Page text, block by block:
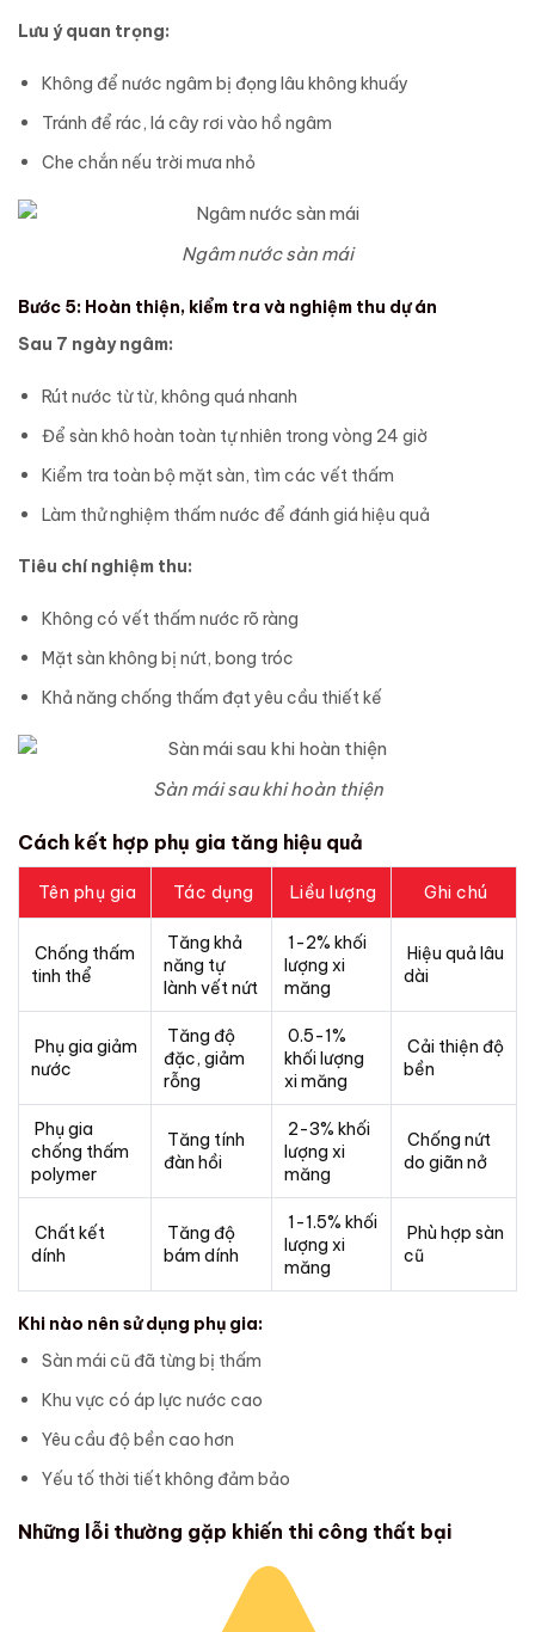
Lưu ý quan trọng:
Không để nước ngâm bị đọng lâu không khuấy
Tránh để rác, lá cây rơi vào hồ ngâm
Che chắn nếu trời mưa nhỏ
Ngâm nước sàn mái
Bước 5: Hoàn thiện, kiểm tra và nghiệm thu dự án
Sau 7 ngày ngâm:
Rút nước từ từ, không quá nhanh
Để sàn khô hoàn toàn tự nhiên trong vòng 24 giờ
Kiểm tra toàn bộ mặt sàn, tìm các vết thấm
Làm thử nghiệm thấm nước để đánh giá hiệu quả
Tiêu chí nghiệm thu:
Không có vết thấm nước rõ ràng
Mặt sàn không bị nứt, bong tróc
Khả năng chống thấm đạt yêu cầu thiết kế
Sàn mái sau khi hoàn thiện
Cách kết hợp phụ gia tăng hiệu quả
Tên phụ gia Tác dụng Liều lượng Ghi chú
Chống thấm
tinh thể
Tăng khả
năng tự
lành vết nứt
1-2% khối
lượng xi
măng
Hiệu quả lâu
dài
Phụ gia giảm
nước
Tăng độ
đặc, giảm
rỗng
0.5-1%
khối lượng
xi măng
Cải thiện độ
bền
Phụ gia
chống thấm
polymer
Tăng tính
đàn hồi
2-3% khối
lượng xi
măng
Chống nứt
do giãn nở
Chất kết
dính
Tăng độ
bám dính
1-1.5% khối
lượng xi
măng
Phù hợp sàn
cũ
Khi nào nên sử dụng phụ gia:
Sàn mái cũ đã từng bị thấm
Khu vực có áp lực nước cao
Yêu cầu độ bền cao hơn
Yếu tố thời tiết không đảm bảo
Những lỗi thường gặp khiến thi công thất bại